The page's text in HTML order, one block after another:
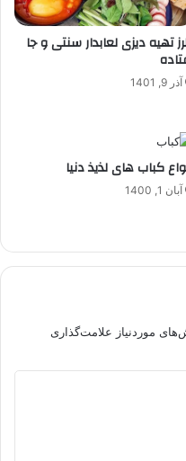
تهیه دیزی لعابدار سنتی و جا
آذر 9, 1401
کباب های لذیذ دنیا
آبان 1, 1400
موردنیاز علامت‌گذاری